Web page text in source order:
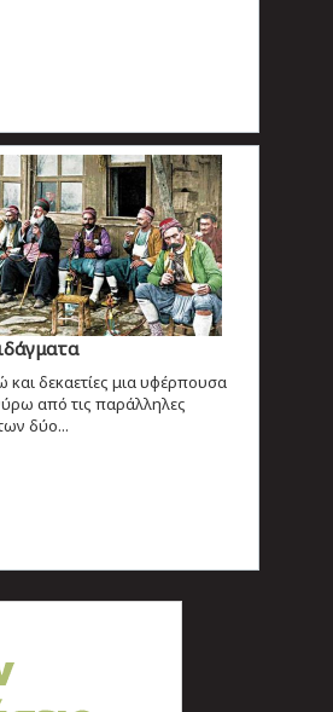
και δεκαετίες μια υφέρπουσα
από τις παράλληλες
δύο...